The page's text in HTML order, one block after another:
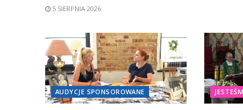
5 SIERPNIA 2026
AUDYCJE SPONSOROWANE